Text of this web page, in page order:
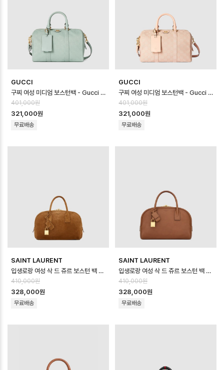
GUCCI
구찌 여성 미디엄 보스턴백 - Gucci Womens Medium Boston Bag - …
401,000원
321,000원
무료배송
GUCCI
구찌 여성 미디엄 보스턴백 - Gucci Womens Medium Boston Bag - …
401,000원
321,000원
무료배송
SAINT LAURENT
입생로랑 여성 삭 드 쥬르 보스턴 백 스몰 - Saint Laurent Womens Sa…
410,000원
328,000원
무료배송
SAINT LAURENT
입생로랑 여성 삭 드 쥬르 보스턴 백 스몰 - Saint Laurent Womens Sac…
410,000원
328,000원
무료배송